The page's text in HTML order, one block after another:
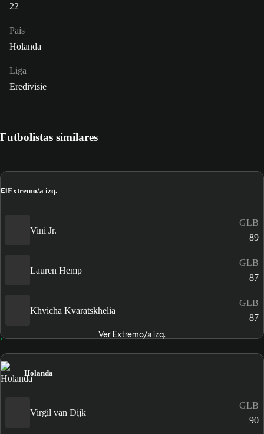
22
País
Holanda
Liga
Eredivisie
Futbolistas similares
EIExtremo/a izq.
Vini Jr.
GLB
89
Lauren Hemp
GLB
87
Khvicha Kvaratskhelia
GLB
87
Ver Extremo/a izq.
Holanda
Virgil van Dijk
GLB
90